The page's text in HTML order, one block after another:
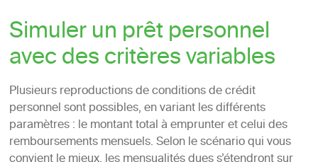
Simuler un prêt personnel
avec des critères variables
Plusieurs reproductions de conditions de crédit
personnel sont possibles, en variant les différents
paramètres : le montant total à emprunter et celui des
remboursements mensuels. Selon le scénario qui vous